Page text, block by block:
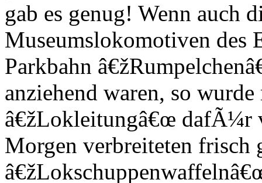
gab es genug! Wenn auch
Museumslokomotiven des
Parkbahn
anziehend waren, so
â€žLokleitungâ€œ dafÃ¼r
Morgen verbreiteten